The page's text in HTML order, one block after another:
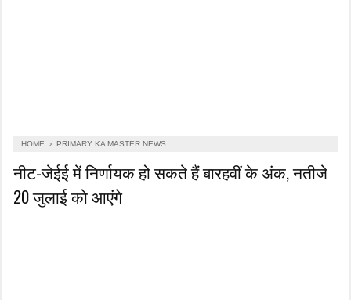
HOME › PRIMARY KA MASTER NEWS
नीट-जेईई में निर्णायक हो सकते हैं बारहवीं के अंक, नतीजे
20 जुलाई को आएंगे